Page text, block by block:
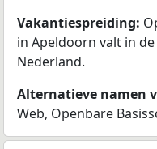
Vakantiespreiding:
in Apeldoorn valt in
Nederland.
Alternatieve namen
Web, Openbare